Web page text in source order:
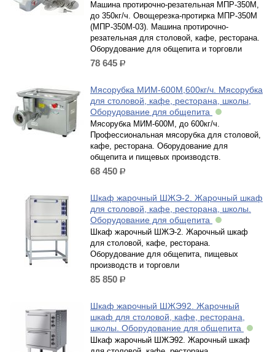
Машина протирочно-резательная МПР-350М,
до 350кг/ч. Овощерезка-протирка МПР-350М
(МПР-350М-03). Машина протирочно-
резательная для столовой, кафе, ресторана.
Оборудование для общепита и торговли
78 645 р.
Мясорубка МИМ-600М,600кг/ч. Мясорубка
для столовой, кафе, ресторана, школы,
Оборудование для общепита
Мясорубка МИМ-600М, до 600кг/ч.
Профессиональная мясорубка для столовой,
кафе, ресторана. Оборудование для
общепита и пищевых производств.
68 450 р.
Шкаф жарочный ШЖЭ-2. Жарочный шкаф
для столовой, кафе, ресторана, школы.
Оборудование для общепита
Шкаф жарочный ШЖЭ-2. Жарочный шкаф
для столовой, кафе, ресторана.
Оборудование для общепита, пищевых
производств и торговли
85 850 р.
Шкаф жарочный ШЖЭ92. Жарочный
шкаф для столовой, кафе, ресторана,
школы. Оборудование для общепита
Шкаф жарочный ШЖЭ92. Жарочный шкаф